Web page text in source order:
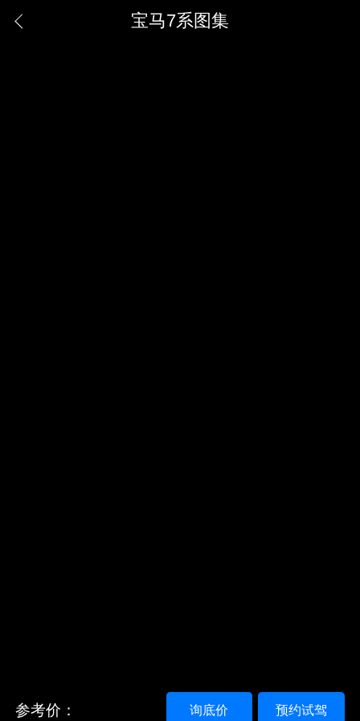
宝马7系图集
参考价： 预约试驾
询底价